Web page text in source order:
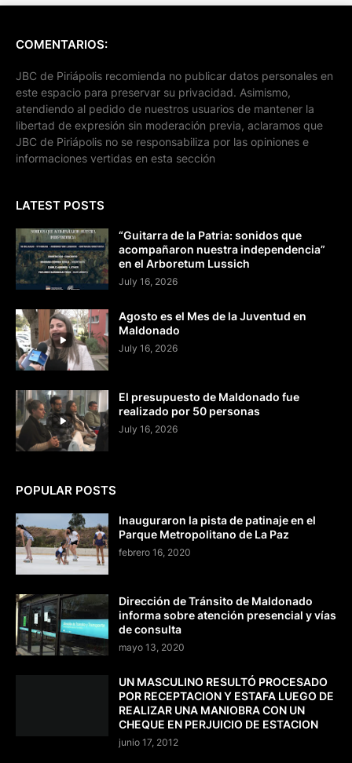
COMENTARIOS:
JBC de Piriápolis recomienda no publicar datos personales en
este espacio para preservar su privacidad. Asimismo,
atendiendo al pedido de nuestros usuarios de mantener la
libertad de expresión sin moderación previa, aclaramos que
JBC de Piriápolis no se responsabiliza por las opiniones e
informaciones vertidas en esta sección
LATEST POSTS
“Guitarra de la Patria: sonidos que
acompañaron nuestra independencia”
en el Arboretum Lussich
July 16, 2026
Agosto es el Mes de la Juventud en
Maldonado
July 16, 2026
El presupuesto de Maldonado fue
realizado por 50 personas
July 16, 2026
POPULAR POSTS
Inauguraron la pista de patinaje en el
Parque Metropolitano de La Paz
febrero 16, 2020
Dirección de Tránsito de Maldonado
informa sobre atención presencial y vías
de consulta
mayo 13, 2020
UN MASCULINO RESULTÓ PROCESADO
POR RECEPTACION Y ESTAFA LUEGO DE
REALIZAR UNA MANIOBRA CON UN
CHEQUE EN PERJUICIO DE ESTACION
junio 17, 2012